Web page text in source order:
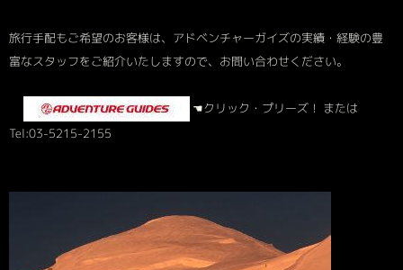
旅行手配もご希望のお客様は、アドベンチャーガイズの実績・経験の豊
富なスタッフをご紹介いたしますので、お問い合わせください。
☚クリック・プリーズ！ または
Tel:03-5215-2155